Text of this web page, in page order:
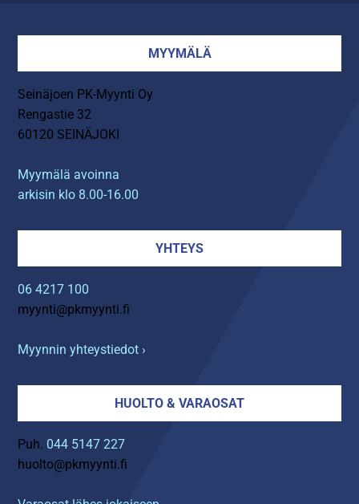
MYYMÄLÄ
Seinäjoen PK-Myynti Oy
Rengastie 32
60120 SEINÄJOKI
Myymälä avoinna
arkisin klo 8.00-16.00
YHTEYS
06 4217 100
myynti@pkmyynti.fi
Myynnin yhteystiedot ›
HUOLTO & VARAOSAT
Puh. 044 5147 227
huolto@pkmyynti.fi